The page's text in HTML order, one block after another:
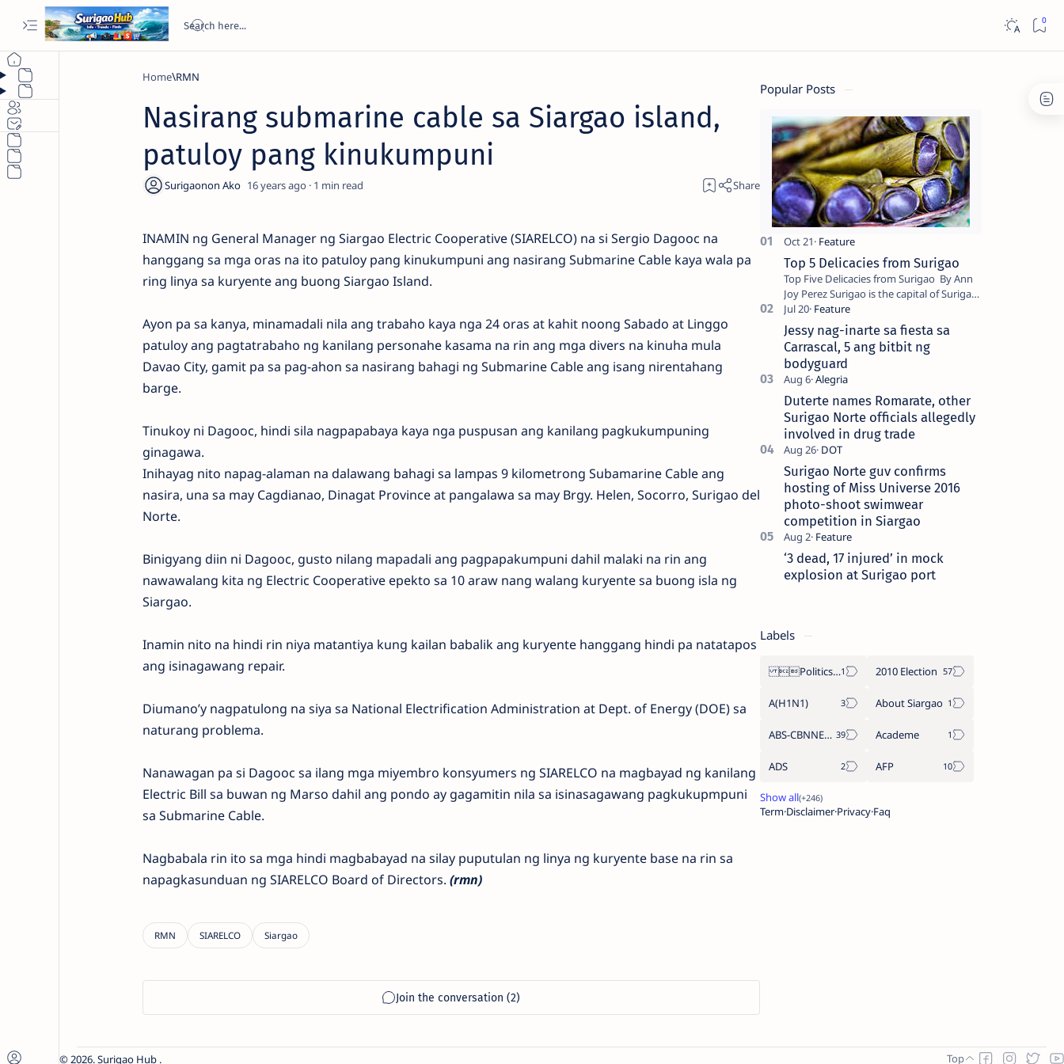
Home RMN
Nasirang submarine cable sa Siargao island,
patuloy pang kinukumpuni
16 years ago 1
INAMIN ng General Manager ng Siargao Electric Cooperative (SIARELCO) na si Sergio Dagooc na
hanggang sa mga oras na ito patuloy pang kinukumpuni ang nasirang Submarine Cable kaya wala pa
ring linya sa kuryente ang buong Siargao Island.
Ayon pa sa kanya, minamadali nila ang trabaho kaya nga 24 oras at kahit noong Sabado at Linggo
patuloy ang pagtatrabaho ng kanilang personahe kasama na rin ang mga divers na kinuha mula
Davao City, gamit pa sa pag-ahon sa nasirang bahagi ng Submarine Cable ang isang nirentahang
barge.
Tinukoy ni Dagooc, hindi sila nagpapabaya kaya nga puspusan ang kanilang pagkukumpuning
ginagawa.
Inihayag nito napag-alaman na dalawang bahagi sa lampas 9 kilometrong Subamarine Cable ang
nasira, una sa may Cagdianao, Dinagat Province at pangalawa sa may Brgy. Helen, Socorro, Surigao del
Norte.
Binigyang diin ni Dagooc, gusto nilang mapadali ang pagpapakumpuni dahil malaki na rin ang
nawawalang kita ng Electric Cooperative epekto sa 10 araw nang walang kuryente sa buong isla ng
Siargao.
Inamin nito na hindi rin niya matantiya kung kailan babalik ang kuryente hanggang hindi pa natatapos
ang isinagawang repair.
Diumano’y nagpatulong na siya sa National Electrification Administration at Dept. of Energy (DOE) sa
naturang problema.
Nanawagan pa si Dagooc sa ilang mga miyembro konsyumers ng SIARELCO na magbayad ng kanilang
Electric Bill sa buwan ng Marso dahil ang pondo ay gagamitin nila sa isinasagawang pagkukupmpuni
sa Submarine Cable.
Nagbabala rin ito sa mga hindi magbabayad na silay puputulan ng linya ng kuryente base na rin sa
napagkasunduan ng SIARELCO Board of Directors. (rmn)
Popular Posts
Top 5 Delicacies from Surigao
Top Five Delicacies from Surigao By Ann
Joy Perez Surigao is the capital of Surigao
del Norte province. Known as the “City of
Island Adventures,…
Jessy nag-inarte sa fiesta sa
Carrascal, 5 ang bitbit ng
bodyguard
Duterte names Romarate, other
Surigao Norte officials allegedly
involved in drug trade
Surigao Norte guv confirms
hosting of Miss Universe 2016
photo-shoot swimwear
competition in Siargao
‘3 dead, 17 injured’ in mock
explosion at Surigao port
Labels
Politics Province of Dinagat Islands  Surigao City Surigao del Norte Karaga News Central Feature  Supreme Court 2010 Election
A(H1N1) About Siargao
ABS-CBNNEWS.COM Academe
ADS AFP
TermDisclaimerPrivacyFaq
2026.Surigao Hub .